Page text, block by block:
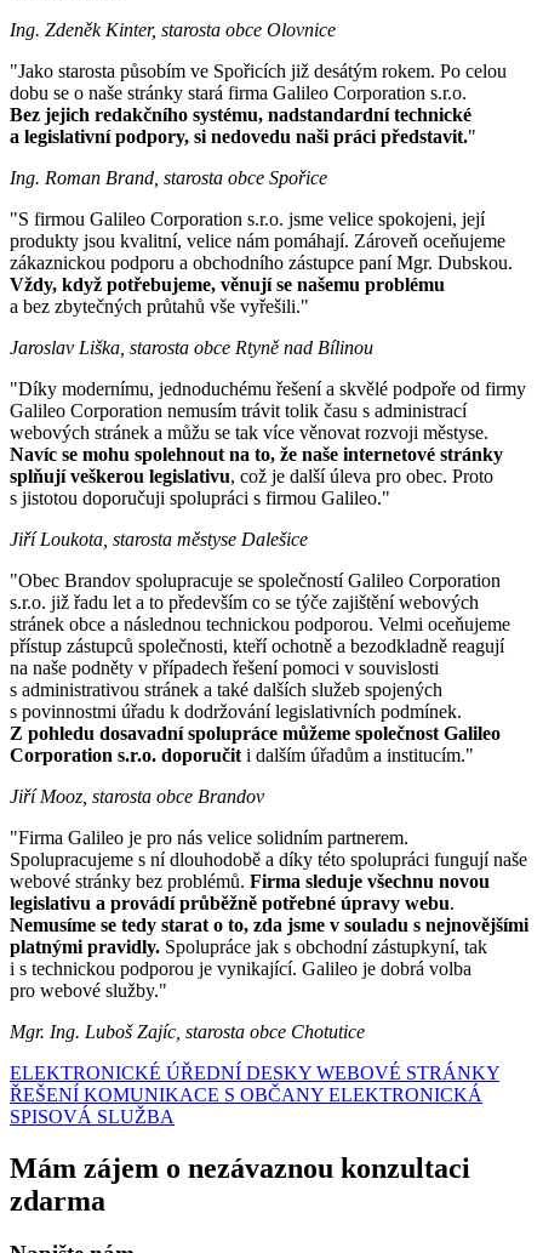
Ing. Zdeněk Kinter, starosta obce Olovnice
"Jako starosta působím ve Spořicích již desátým rokem. Po celou
dobu se o naše stránky stará firma Galileo Corporation s.r.o.
Bez jejich redakčního systému, nadstandardní technické
a legislativní podpory, si nedovedu naši práci představit."
Ing. Roman Brand, starosta obce Spořice
"S firmou Galileo Corporation s.r.o. jsme velice spokojeni, její
produkty jsou kvalitní, velice nám pomáhají. Zároveň oceňujeme
zákaznickou podporu a obchodního zástupce paní Mgr. Dubskou.
Vždy, když potřebujeme, věnují se našemu problému
a bez zbytečných průtahů vše vyřešili."
Jaroslav Liška, starosta obce Rtyně nad Bílinou
"Díky modernímu, jednoduchému řešení a skvělé podpoře od firmy
Galileo Corporation nemusím trávit tolik času s administrací
webových stránek a můžu se tak více věnovat rozvoji městyse.
Navíc se mohu spolehnout na to, že naše internetové stránky
splňují veškerou legislativu, což je další úleva pro obec. Proto
s jistotou doporučuji spolupráci s firmou Galileo."
Jiří Loukota, starosta městyse Dalešice
"Obec Brandov spolupracuje se společností Galileo Corporation
s.r.o. již řadu let a to především co se týče zajištění webových
stránek obce a následnou technickou podporou. Velmi oceňujeme
přístup zástupců společnosti, kteří ochotně a bezodkladně reagují
na naše podněty v případech řešení pomoci v souvislosti
s administrativou stránek a také dalších služeb spojených
s povinnostmi úřadu k dodržování legislativních podmínek.
Z pohledu dosavadní spolupráce můžeme společnost Galileo
Corporation s.r.o. doporučit i dalším úřadům a institucím."
Jiří Mooz, starosta obce Brandov
"Firma Galileo je pro nás velice solidním partnerem.
Spolupracujeme s ní dlouhodobě a díky této spolupráci fungují naše
webové stránky bez problémů. Firma sleduje všechnu novou
legislativu a provádí průběžně potřebné úpravy webu.
Nemusíme se tedy starat o to, zda jsme v souladu s nejnovějšími
platnými pravidly. Spolupráce jak s obchodní zástupkyní, tak
i s technickou podporou je vynikající. Galileo je dobrá volba
pro webové služby."
Mgr. Ing. Luboš Zajíc, starosta obce Chotutice
ELEKTRONICKÉ ÚŘEDNÍ DESKY WEBOVÉ STRÁNKY
ŘEŠENÍ KOMUNIKACE S OBČANY ELEKTRONICKÁ
SPISOVÁ SLUŽBA
Mám zájem o nezávaznou konzultaci
zdarma